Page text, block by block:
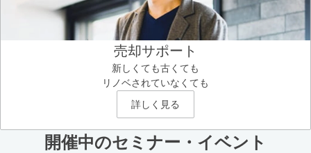
売却サポート
新しくても古くても
リノベされていなくても
詳しく見る
開催中のセミナー・イベント